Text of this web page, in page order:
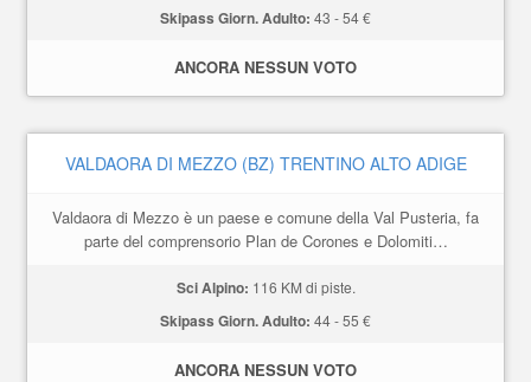
Skipass Giorn. Adulto: 43 - 54 €
ANCORA NESSUN VOTO
VALDAORA DI MEZZO (BZ) TRENTINO ALTO ADIGE
Valdaora di Mezzo è un paese e comune della Val Pusteria, fa
parte del comprensorio Plan de Corones e Dolomiti…
Sci Alpino: 116 KM di piste.
Skipass Giorn. Adulto: 44 - 55 €
ANCORA NESSUN VOTO